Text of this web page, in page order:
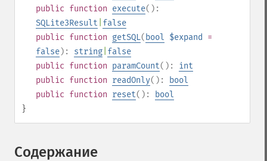
public function execute():
SQLite3Result false
public function getSQL( bool $expand
=
false): string false
public function paramCount(): int
public function readOnly():
bool
public function reset():
bool
}
Содержание